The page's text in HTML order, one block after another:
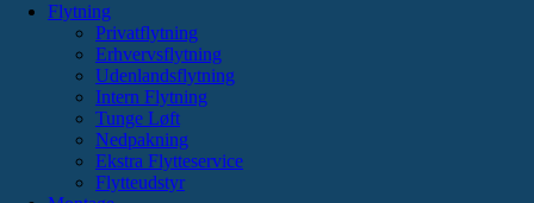
Flytning
Privatflytning
Erhvervsflytning
Udenlandsflytning
Intern Flytning
Tunge Løft
Nedpakning
Ekstra Flytteservice
Flytteudstyr